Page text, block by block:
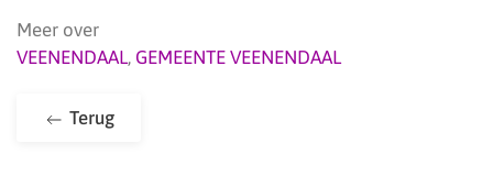
Meer over
VEENENDAAL, GEMEENTE VEENENDAAL
Terug